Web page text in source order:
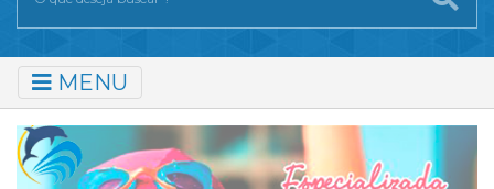
MENU